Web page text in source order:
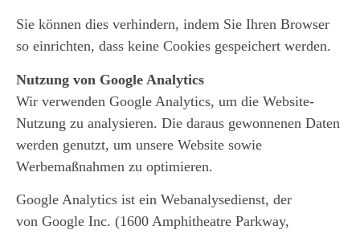
Sie können dies verhindern, indem Sie Ihren Browser
so einrichten, dass keine Cookies gespeichert werden.
Nutzung von Google Analytics
Wir verwenden Google Analytics, um die Website-
Nutzung zu analysieren. Die daraus gewonnenen Daten
werden genutzt, um unsere Website sowie
Werbemaßnahmen zu optimieren.
Google Analytics ist ein Webanalysedienst, der
von Google Inc. (1600 Amphitheatre Parkway,